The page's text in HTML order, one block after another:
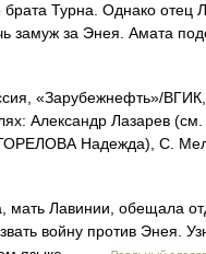
Турна. Однако отец
замуж за Энея. Амата
«Зарубежнефть»/
Александр Лазарев
ГОРЕЛОВА Надежда), С.
Лавинии, обещала
войну против Энея.